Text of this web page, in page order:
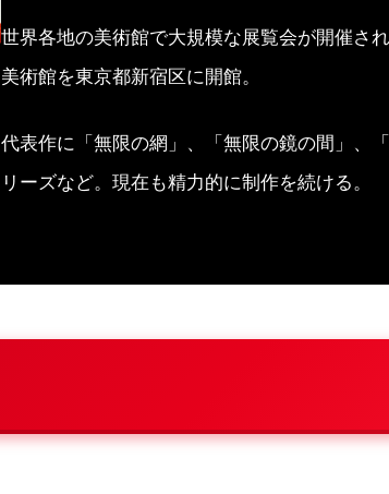
世界各地の美術館で大規模な展覧会が開催さ
美術館を東京都新宿区に開館。
代表作に「無限の網」、「無限の鏡の間」、
リーズなど。現在も精力的に制作を続ける。